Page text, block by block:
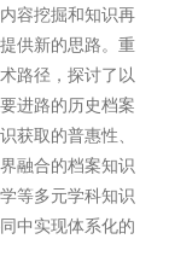
容挖掘和知识再
供新的思路。重
路径，探讨了以
进路的历史档案
获取的普惠性、
融合的档案知识
等多元学科知识
中实现体系化的